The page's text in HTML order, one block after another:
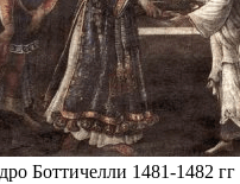
Боттичелли 1481-1482 гг